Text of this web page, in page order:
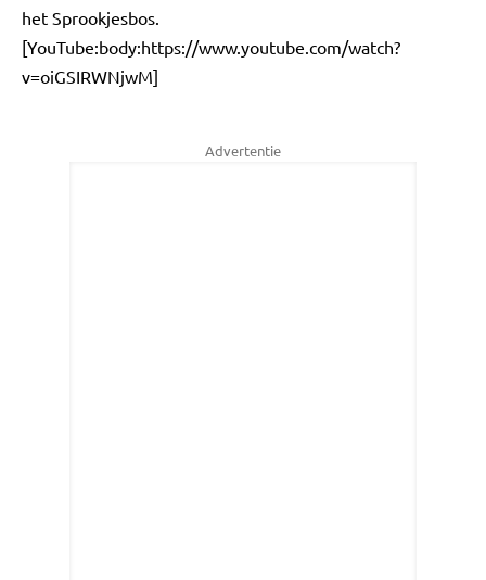
het Sprookjesbos.
[YouTube:body:https://www.youtube.com/watch?
v=oiGSIRWNjwM]
Advertentie